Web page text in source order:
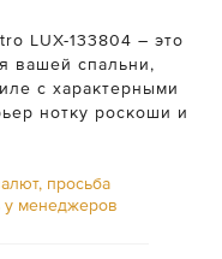
LUX-133804 – это
вашей спальни,
с характерными
нотку роскоши и
просьба
у менеджеров